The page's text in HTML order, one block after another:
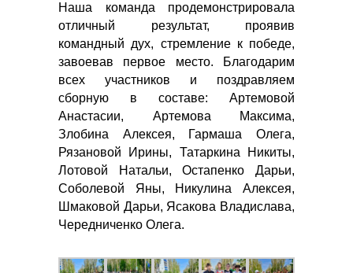
Наша команда продемонстрировала
отличный результат, проявив
командный дух, стремление к победе,
завоевав первое место. Благодарим
всех участников и поздравляем
сборную в составе: Артемовой
Анастасии, Артемова Максима,
Злобина Алексея, Гармаша Олега,
Рязановой Ирины, Татаркина Никиты,
Лотовой Натальи, Остапенко Дарьи,
Соболевой Яны, Никулина Алексея,
Шмаковой Дарьи, Ясакова Владислава,
Чередниченко Олега.